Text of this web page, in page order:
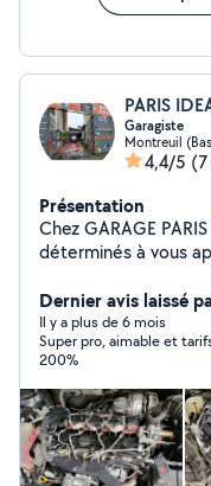
PARIS
Garagiste
Montreuil
4,4/5
Présentation
Chez GARAGE
déterminés à vous
VOLTAIRE.93100
mécanique , nous
l'expertise
votre automobile. A
Dernier avis laissé
Il y a plus de 6 mois
Super pro, aimable et
200%